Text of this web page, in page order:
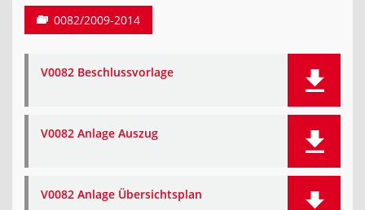
0082/2009-2014
V0082 Beschlussvorlage
V0082 Anlage Auszug
V0082 Anlage Übersichtsplan